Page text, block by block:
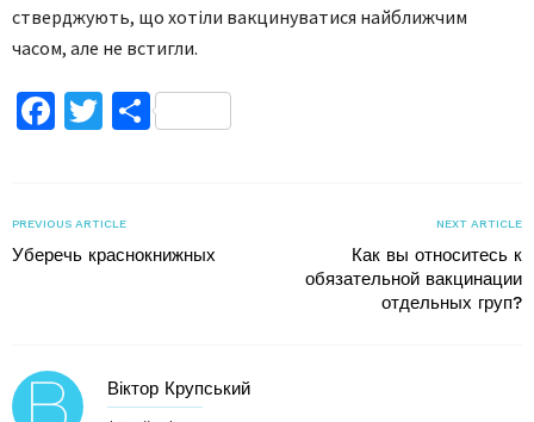
стверджують, що хотіли вакцинуватися найближчим
часом, але не встигли.
Facebook
TwitterПоділитися
PREVIOUS ARTICLE
Уберечь краснокнижных
NEXT ARTICLE
Как вы относитесь к
обязательной вакцинации
отдельных груп?
Віктор Крупський